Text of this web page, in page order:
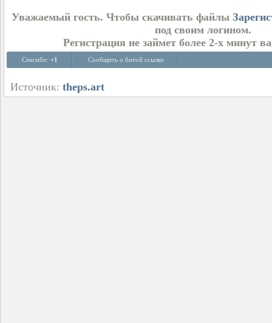
Уважаемый гость. Чтобы скачивать файлы
под своим логином.
Регистрация не займет более 2-х минут
Спасибо: +1 Сообщить о битой ссылке
Источник: theps.art